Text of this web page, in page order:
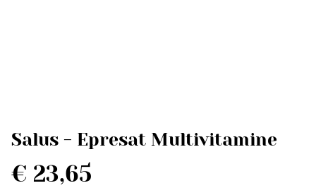
Salus - Epresat Multivitamine
€ 23,65